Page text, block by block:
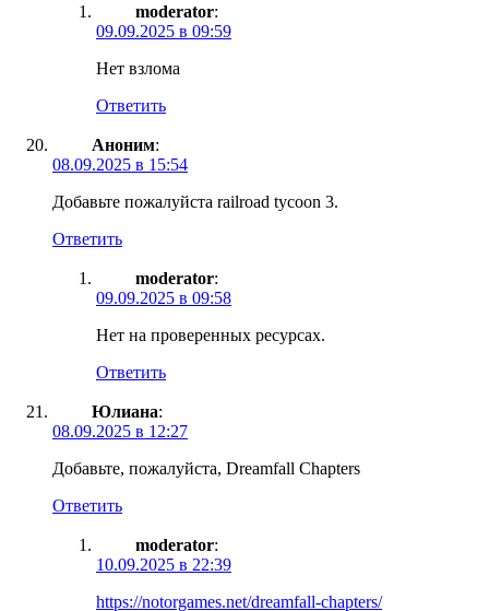
moderator:
09.09.2025 в 09:59
Нет взлома
Ответить
Аноним:
08.09.2025 в 15:54
Добавьте пожалуйста railroad tycoon 3.
Ответить
moderator:
09.09.2025 в 09:58
Нет на проверенных ресурсах.
Ответить
Юлиана:
08.09.2025 в 12:27
Добавьте, пожалуйста, Dreamfall Chapters
Ответить
moderator:
10.09.2025 в 22:39
https://notorgames.net/dreamfall-chapters/